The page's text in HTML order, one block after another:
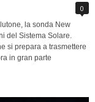
0
la sonda New
del Sistema Solare.
si prepara a trasmettere
in gran parte